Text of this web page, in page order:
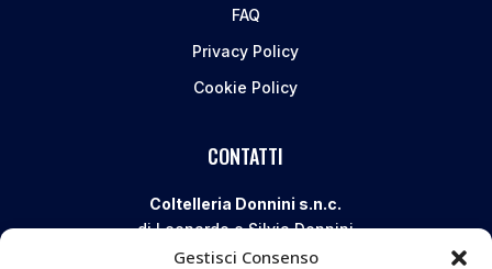
Gestisci Consenso
FAQ
Privacy Policy
Cookie Policy
CONTATTI
Coltelleria Donnini s.n.c.
di Leonardo e Silvia Donnini